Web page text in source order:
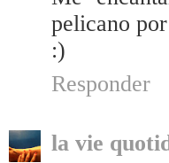
pelicano
:)
Responder
la vie